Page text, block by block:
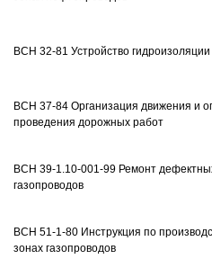
ВСН 32-81 Устройство гидроизоляции
ВСН 37-84 Организация движения и
проведения дорожных работ
ВСН 39-1.10-001-99 Ремонт
газопроводов
ВСН 51-1-80 Инструкция по
зонах газопроводов